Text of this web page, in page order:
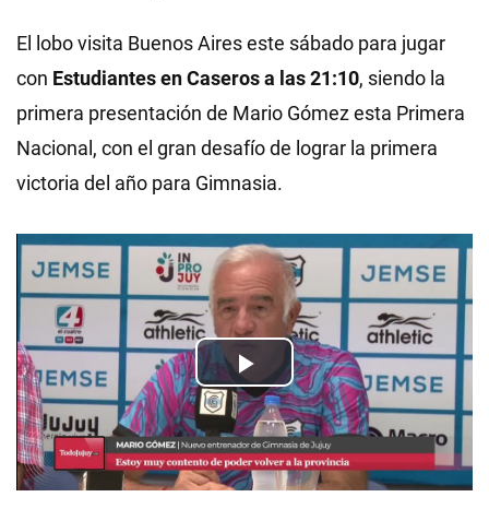
El lobo visita Buenos Aires este sábado para jugar
con Estudiantes en Caseros a las 21:10, siendo la
primera presentación de Mario Gómez esta Primera
Nacional, con el gran desafío de lograr la primera
victoria del año para Gimnasia.